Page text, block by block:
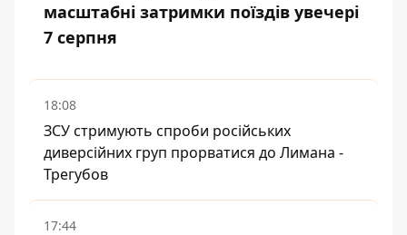
масштабні затримки поїздів увечері
7 серпня
18:08
ЗСУ стримують спроби російських
диверсійних груп прорватися до Лимана -
Трегубов
17:44